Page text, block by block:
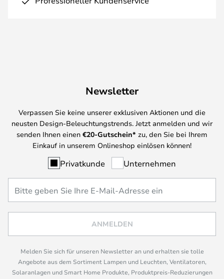
Newsletter
Verpassen Sie keine unserer exklusiven Aktionen und die
neusten Design-Beleuchtungstrends. Jetzt anmelden und wir
senden Ihnen einen €20-Gutschein* zu, den Sie bei Ihrem
Einkauf in unserem Onlineshop einlösen können!
Privatkunde Unternehmen
ANMELDEN
Melden Sie sich für unseren Newsletter an und erhalten sie tolle
Angebote aus dem Sortiment Lampen und Leuchten, Ventilatoren,
Solaranlagen und Smart Home Produkte, Produktpreis-Reduzierungen